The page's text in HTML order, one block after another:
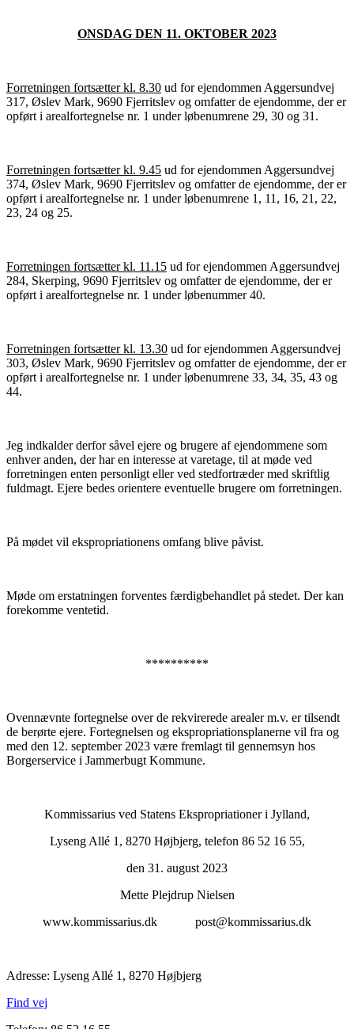
ONSDAG DEN 11. OKTOBER 2023
Forretningen fortsætter kl. 8.30 ud for ejendommen Aggersundvej
317, Øslev Mark, 9690 Fjerritslev og omfatter de ejendomme, der er
opført i arealfortegnelse nr. 1 under løbenumrene 29, 30 og 31.
Forretningen fortsætter kl. 9.45 ud for ejendommen Aggersundvej
374, Øslev Mark, 9690 Fjerritslev og omfatter de ejendomme, der er
opført i arealfortegnelse nr. 1 under løbenumrene 1, 11, 16, 21, 22,
23, 24 og 25.
Forretningen fortsætter kl. 11.15 ud for ejendommen Aggersundvej
284, Skerping, 9690 Fjerritslev og omfatter de ejendomme, der er
opført i arealfortegnelse nr. 1 under løbenummer 40.
Forretningen fortsætter kl. 13.30 ud for ejendommen Aggersundvej
303, Øslev Mark, 9690 Fjerritslev og omfatter de ejendomme, der er
opført i arealfortegnelse nr. 1 under løbenumrene 33, 34, 35, 43 og
44.
Jeg indkalder derfor såvel ejere og brugere af ejendommene som
enhver anden, der har en interesse at varetage, til at møde ved
forretningen enten personligt eller ved stedfortræder med skriftlig
fuldmagt. Ejere bedes orientere eventuelle brugere om forretningen.
På mødet vil ekspropriationens omfang blive påvist.
Møde om erstatningen forventes færdigbehandlet på stedet. Der kan
forekomme ventetid.
**********
Ovennævnte fortegnelse over de rekvirerede arealer m.v. er tilsendt
de berørte ejere. Fortegnelsen og ekspropriationsplanerne vil fra og
med den 12. september 2023 være fremlagt til gennemsyn hos
Borgerservice i Jammerbugt Kommune.
Kommissarius ved Statens Ekspropriationer i Jylland,
Lyseng Allé 1, 8270 Højbjerg, telefon 86 52 16 55,
den 31. august 2023
Mette Plejdrup Nielsen
www.kommissarius.dk post@kommissarius.dk
Adresse: Lyseng Allé 1, 8270 Højbjerg
Find vej